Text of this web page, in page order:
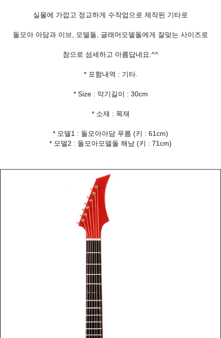
실물에 가깝고 정교하게 수작업으로 제작된 기타로
돌모아 아담과 이브, 모델돌, 글래머모델돌에게 잘맞는 사이즈로
참으로 섬세하고 아름답네요.^^
* 포함내역 : 기타.
* Size : 악기길이 : 30cm
* 소재 : 목재
* 모델1 : 돌모아아담 푸름 (키 : 61cm)
* 모델2 : 돌모아모델돌 해남 (키 : 71cm)